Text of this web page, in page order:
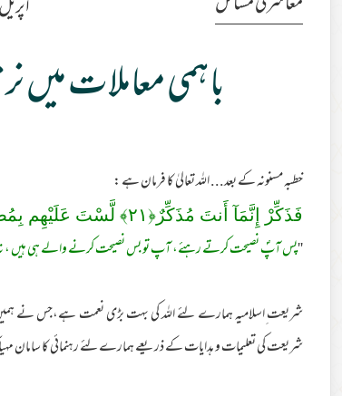
اپریل
باہمی معاملات میں
خطبہ مسنونہ کے بعد... اللہ تعالیٰ کا فرمان ہے :
فَذَكِّرْ‌ إِنَّمَآ أَنتَ مُذَكِّرٌ‌﴿٢١﴾ لَّسْتَ عَلَيْهِم
''پس آپؐ نصیحت کرتے رہئے، آپ تو بس نصیحت کرنے والے ہی ہیں ، نہ
شریعت ِاسلامیہ ہمارے لئے اللہ کی بہت بڑی نعمت ہے،جس نے ہمیں
شریعت کی تعلیمات و ہدایات کے ذریعے ہمارے لئے رہنمائی کا سامان